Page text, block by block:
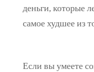
деньги, которые
самое худшее из
Если вы умеете